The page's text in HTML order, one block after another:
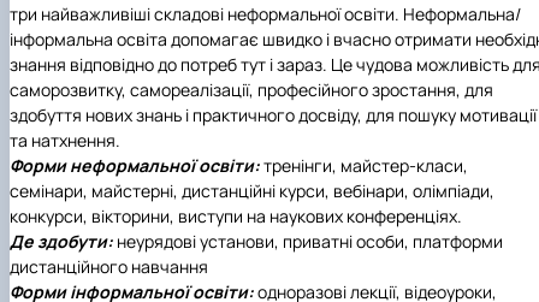
три найважливіші складові неформальної освіти. Неформальна/
інформальна освіта допомагає швидко і вчасно отримати
знання відповідно до потреб тут і зараз. Це чудова можливість
саморозвитку, самореалізації, професійного зростання, для
здобуття нових знань і практичного досвіду, для пошуку мотивації
та натхнення.
Форми неформальної освіти:тренінги, майстер-класи,
семінари, майстерні, дистанційні курси, вебінари, олімпіади,
конкурси, вікторини, виступи на наукових конференціях.
Де здобути: неурядові установи, приватні особи, платформи
дистанційного навчання
Форми інформальної освіти:одноразові лекції, відеоуроки,